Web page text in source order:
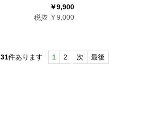
￥9,900
税抜 ￥9,000
31件あります 1 2 次 最後